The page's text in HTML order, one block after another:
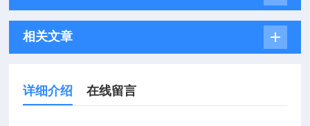
相关文章
详细介绍 在线留言